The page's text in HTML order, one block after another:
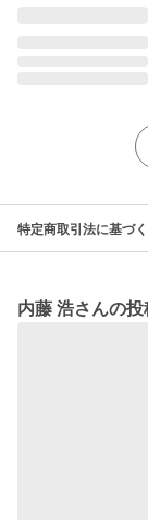
特定商取引法に基づ
内藤 浩さんの投